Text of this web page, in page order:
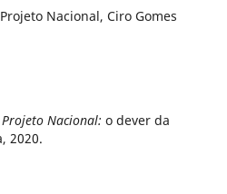
Nacional, Ciro Gomes
Projeto Nacional: o dever da
2020.